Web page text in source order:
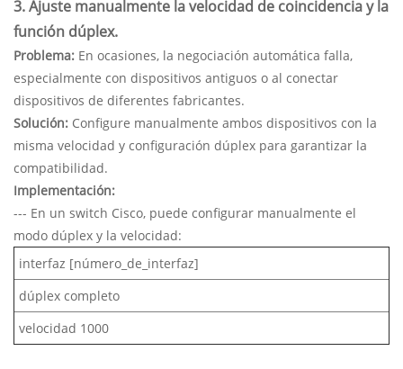
3. Ajuste manualmente la velocidad de coincidencia y la
función dúplex.
Problema: En ocasiones, la negociación automática falla,
especialmente con dispositivos antiguos o al conectar
dispositivos de diferentes fabricantes.
Solución: Configure manualmente ambos dispositivos con la
misma velocidad y configuración dúplex para garantizar la
compatibilidad.
Implementación:
--- En un switch Cisco, puede configurar manualmente el
modo dúplex y la velocidad:
interfaz [número_de_interfaz]
dúplex completo
velocidad 1000